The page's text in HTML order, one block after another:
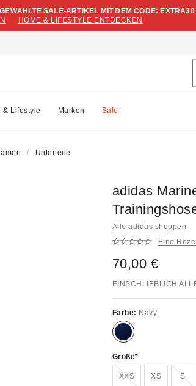
SALE-ARTIKEL MIT DEM CODE: EXTRA30
HOME & LIFESTYLE ENTDECKEN
& Lifestyle Marken Sale
Unterteile
adidas
Alle adidas shoppen
Eine
70,00 €
EINSCHLIEBLICH
Farbe: Navy
Größe
XXSAusverkauft!
XS S